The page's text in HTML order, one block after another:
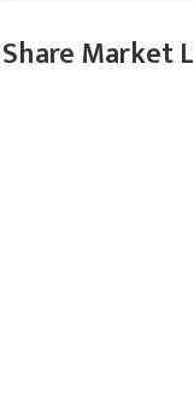
Share Market